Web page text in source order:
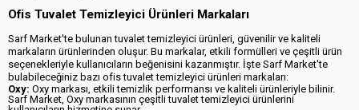
Ofis Tuvalet Temizleyici Ürünleri Markaları
Sarf Market'te bulunan tuvalet temizleyici ürünleri, güvenilir ve kaliteli
markaların ürünlerinden oluşur. Bu markalar, etkili formülleri ve çeşitli ürün
seçenekleriyle kullanıcıların beğenisini kazanmıştır. İşte Sarf Market'te
bulabileceğiniz bazı ofis tuvalet temizleyici ürünleri markaları:
Oxy: Oxy markası, etkili temizlik performansı ve kaliteli ürünleriyle bilinir.
Sarf Market, Oxy markasının çeşitli tuvalet temizleyici ürünlerini